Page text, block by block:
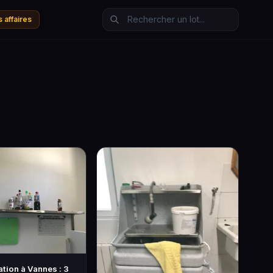
affaires
à Vannes : 3